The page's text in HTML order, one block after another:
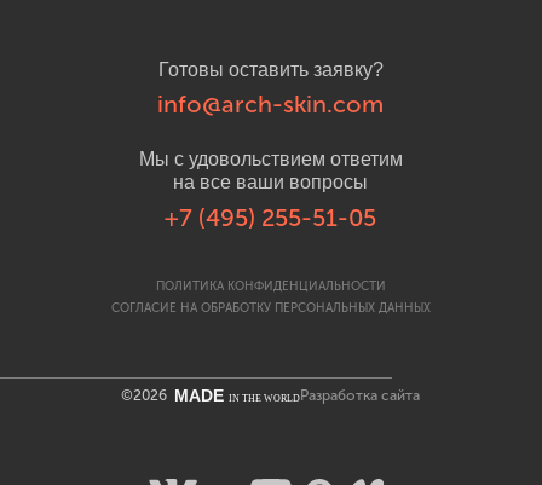
Готовы оставить заявку?
info@arch-skin.com
Мы с удовольствием ответим
на все ваши вопросы
+7 (495) 255-51-05
ПОЛИТИКА КОНФИДЕНЦИАЛЬНОСТИ
СОГЛАСИЕ НА ОБРАБОТКУ ПЕРСОНАЛЬНЫХ ДАННЫХ
©2026 MADEIN THE WORLD Разработка сайта